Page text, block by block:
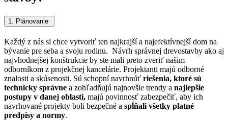
1. Plánovanie
Každý z nás si chce vytvoriť ten najkrajší a najefektívnejší dom na
bývanie pre seba a svoju rodinu. Návrh správnej drevostavby ako aj
najvhodnejšej konštrukcie by ste mali preto zveriť našim
odborníkom z projekčnej kancelárie. Projektanti majú odborné
znalosti a skúsenosti. Sú schopní navrhnúť riešenia, ktoré sú
technicky správne a zohľadňujú najnovšie trendy a najlepšie
postupy v danej oblasti, majú povinnosť zabezpečiť, aby ich
navrhované projekty boli bezpečné a spĺňali všetky platné
predpisy a normy.